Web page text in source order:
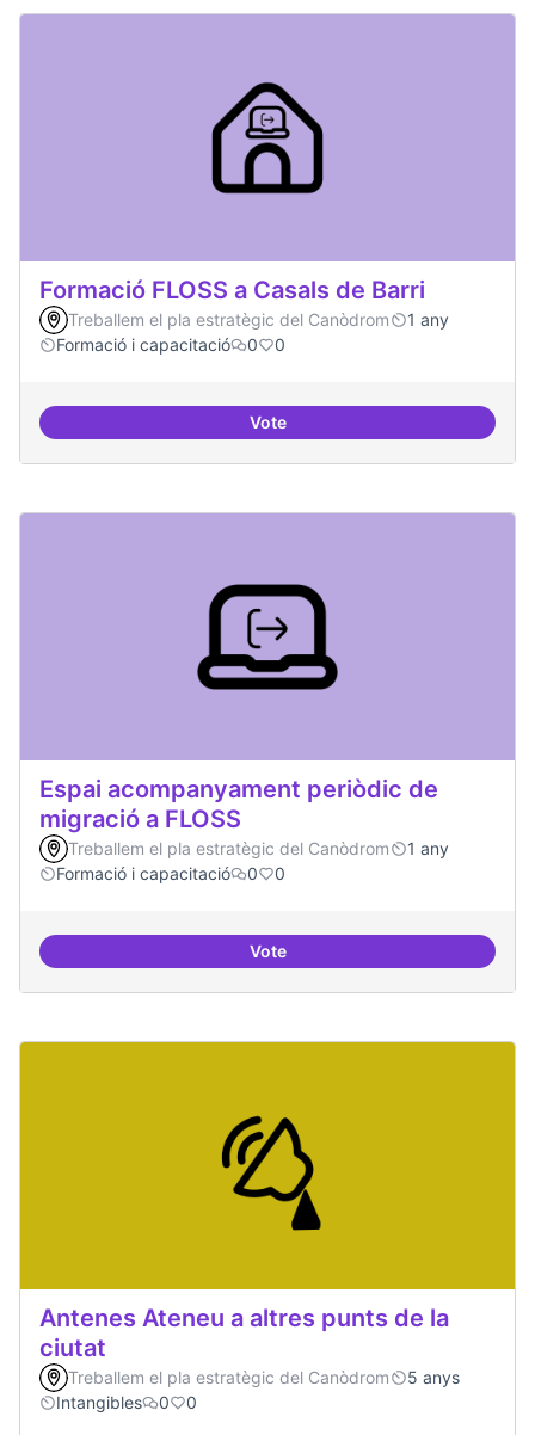
Formació FLOSS a Casals de Barri
Treballem el pla estratègic del Canòdrom
1 any
Formació i capacitació
0 0
VoteFormació FLOSS a Casals de
Espai acompanyament periòdic de
migració a FLOSS
Treballem el pla estratègic del Canòdrom
1 any
Formació i capacitació
0 0
VoteEspai acompanyament periòdic
Antenes Ateneu a altres punts de la
ciutat
Treballem el pla estratègic del Canòdrom
5 anys
Intangibles
0 0